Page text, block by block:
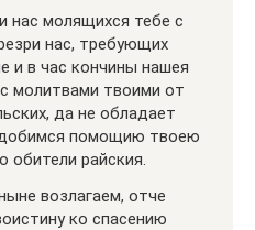
нас молящихся тебе с
нас, требующих
и в час кончины нашея
молитвами твоими от
да не обладает
помощию твоею
обители райския.
возлагаем, отче
ко спасению